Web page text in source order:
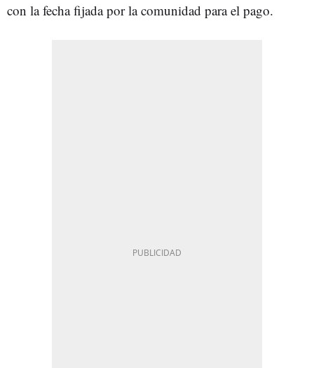
con la fecha fijada por la comunidad para el pago.